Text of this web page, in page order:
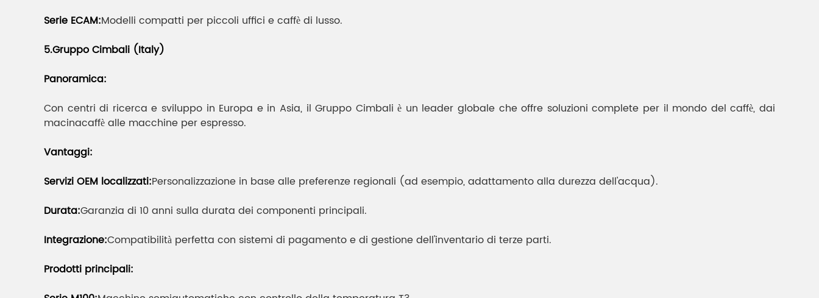
Serie ECAM:Modelli compatti per piccoli uffici e caffè di lusso.
5.Gruppo Cimbali (Italy)
Panoramica:
Con centri di ricerca e sviluppo in Europa e in Asia, il Gruppo Cimbali è un leader globale che offre soluzioni complete per il mondo del caffè, dai
macinacaffè alle macchine per espresso.
Vantaggi:
Servizi OEM localizzati:Personalizzazione in base alle preferenze regionali (ad esempio, adattamento alla durezza dell'acqua).
Durata:Garanzia di 10 anni sulla durata dei componenti principali.
Integrazione:Compatibilità perfetta con sistemi di pagamento e di gestione dell'inventario di terze parti.
Prodotti principali: